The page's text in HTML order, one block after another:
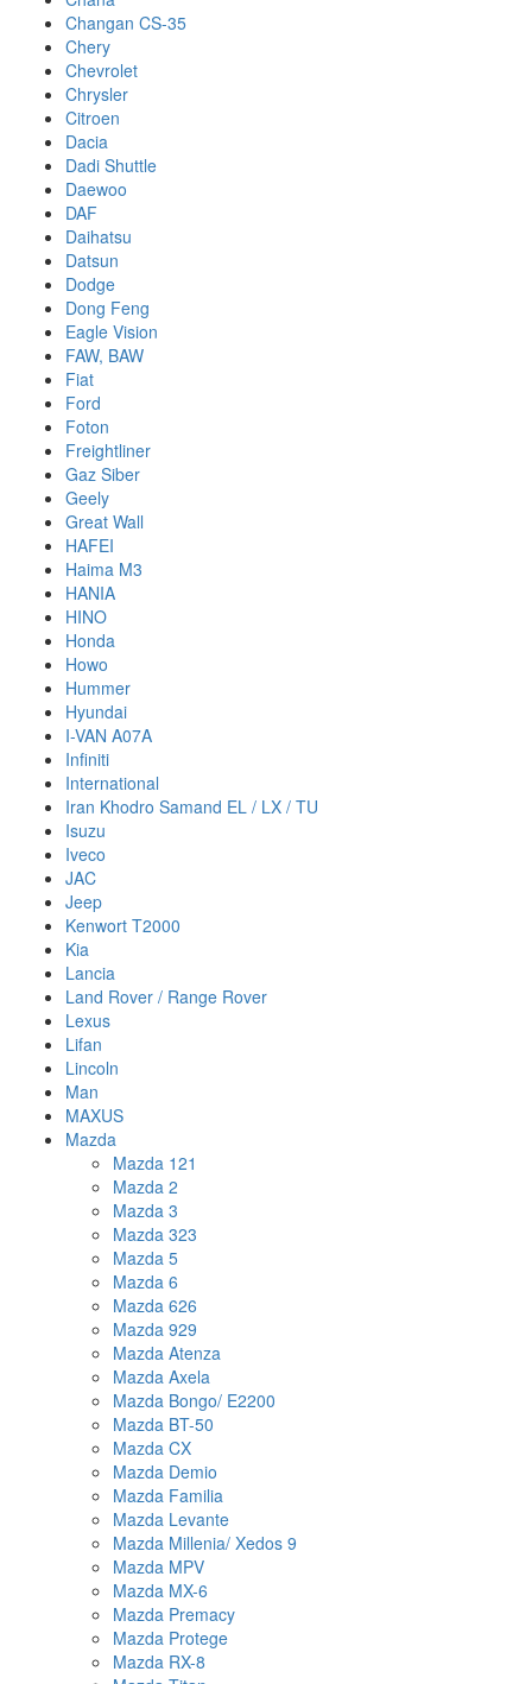
Changan CS-35
Chery
Chevrolet
Chrysler
Citroen
Dacia
Dadi Shuttle
Daewoo
DAF
Daihatsu
Datsun
Dodge
Dong Feng
Eagle Vision
FAW, BAW
Fiat
Ford
Foton
Freightliner
Gaz Siber
Geely
Great Wall
HAFEI
Haima M3
HANIA
HINO
Honda
Howo
Hummer
Hyundai
I-VAN A07A
Infiniti
International
Iran Khodro Samand EL / LX / TU
Isuzu
Iveco
JAC
Jeep
Kenwort T2000
Kia
Lancia
Land Rover / Range Rover
Lexus
Lifan
Lincoln
Man
MAXUS
Mazda
Mazda 121
Mazda 2
Mazda 3
Mazda 323
Mazda 5
Mazda 6
Mazda 626
Mazda 929
Mazda Atenza
Mazda Axela
Mazda Bongo/ E2200
Mazda BT-50
Mazda CX
Mazda Demio
Mazda Familia
Mazda Levante
Mazda Millenia/ Xedos 9
Mazda MPV
Mazda MX-6
Mazda Premacy
Mazda Protege
Mazda RX-8